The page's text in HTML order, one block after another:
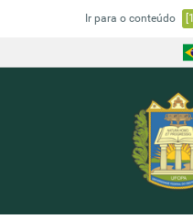
Ir para o conteúdo [1]